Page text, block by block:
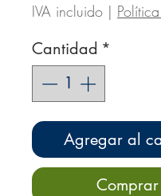
IVA incluido |
Cantidad *
Agregar al
Comprar